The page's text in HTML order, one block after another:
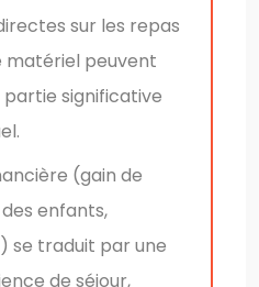
sur les repas
matériel peuvent
significative
(gain de
enfants,
se traduit par une
de séjour,